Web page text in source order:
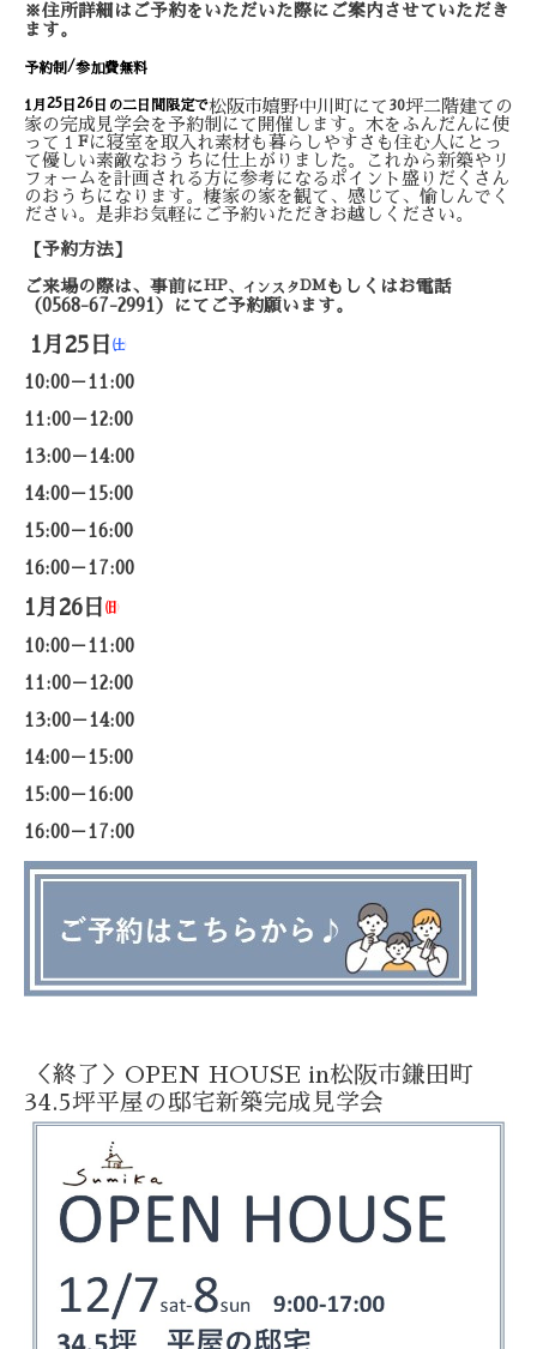
※住所詳細はご予約をいただいた際に ご案内させていただき
ます。
予約制 /参加費無料
1 月25 日26 日の二日間限定で松阪市嬉野中川町にて 30坪二階建ての
家の完成見学会を予約制にて開催します。木をふんだんに使
って１ Fに寝室を取入れ素材も暮らしやすさも住む人にとっ
て優しい素敵なおうちに仕上がりました。これから新築やリ
フォームを計画される方に参考になるポイント盛りだくさん
のおうちになります。棲家の家を観て、感じて、愉しんでく
ださい。是非お気軽にご予約いただきお越しください。
【予約方法】
ご来場の際は、事前にHP、インスタDMもしくはお電話
（0568-67-2991 ）にてご予約願います。
1月25日 ㈯
10:00－11:00
11:00－12:00
13:00－14:00
14:00－15:00
15:00－16:00
16:00－17:00
1月26日 ㈰
10:00－11:00
11:00－12:00
13:00－14:00
14:00－15:00
15:00－16:00
16:00－17:00
＜終了＞OPEN HOUSE in松阪市鎌田町
34.5坪平屋の邸宅新築完成見学会